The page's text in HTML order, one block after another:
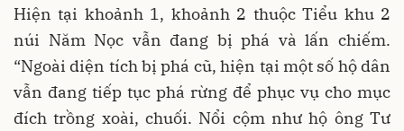
Hiện tại khoảnh 1, khoảnh 2 thuộc Tiểu khu 2
núi Năm Nọc vẫn đang bị phá và lấn chiếm.
“Ngoài diện tích bị phá cũ, hiện tại một số hộ dân
vẫn đang tiếp tục phá rừng để phục vụ cho mục
đích trồng xoài, chuối. Nổi cộm như hộ ông Tư